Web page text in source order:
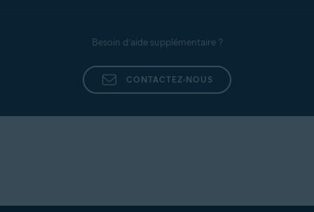
Besoin d’aide supplémentaire ?
CONTACTEZ-NOUS